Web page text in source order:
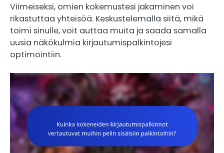
Viimeiseksi, omien kokemustesi jakaminen voi
rikastuttaa yhteisöä. Keskustelemalla siitä, mikä
toimi sinulle, voit auttaa muita ja saada samalla
uusia näkökulmia kirjautumispalkintojesi
optimointiin.